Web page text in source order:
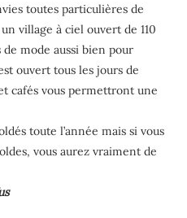
toutes particulières de
village à ciel ouvert de 110
mode aussi bien pour
ouvert tous les jours de
cafés vous permettront une
toute l’année mais si vous
vous aurez vraiment de